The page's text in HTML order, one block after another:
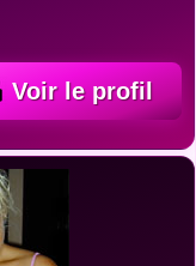
Voir le profil